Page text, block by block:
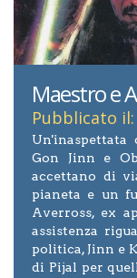
Maestro e
Pubblicato
Gon Jinn e
accettano di
pianeta e un
Averross, ex
assistenza
politica, Jinn e
di Pijal per